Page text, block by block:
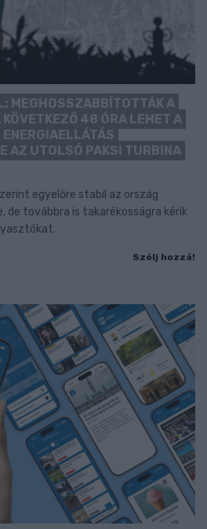
MEGHOSSZABBÍTOTTÁK A
48 ÓRA LEHET A
AZ UTOLSÓ PAKSI TURBINA
egyelőre stabil az ország
de továbbra is takarékosságra kérik
Szólj hozzá!